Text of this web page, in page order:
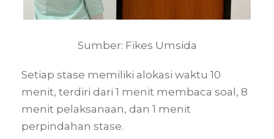
Sumber: Fikes Umsida
Setiap stase memiliki alokasi waktu 10
menit, terdiri dari 1 menit membaca soal, 8
menit pelaksanaan, dan 1 menit
perpindahan stase.